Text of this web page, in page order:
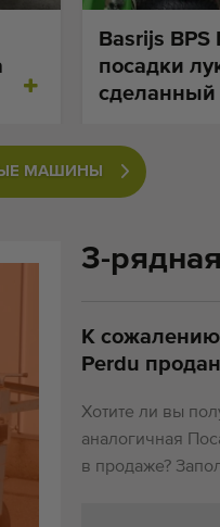
Basrijs
посадки
сделанный
МАШИНЫ
3-
К
Perdu
Хотите ли вы
аналогичная
в продаже?